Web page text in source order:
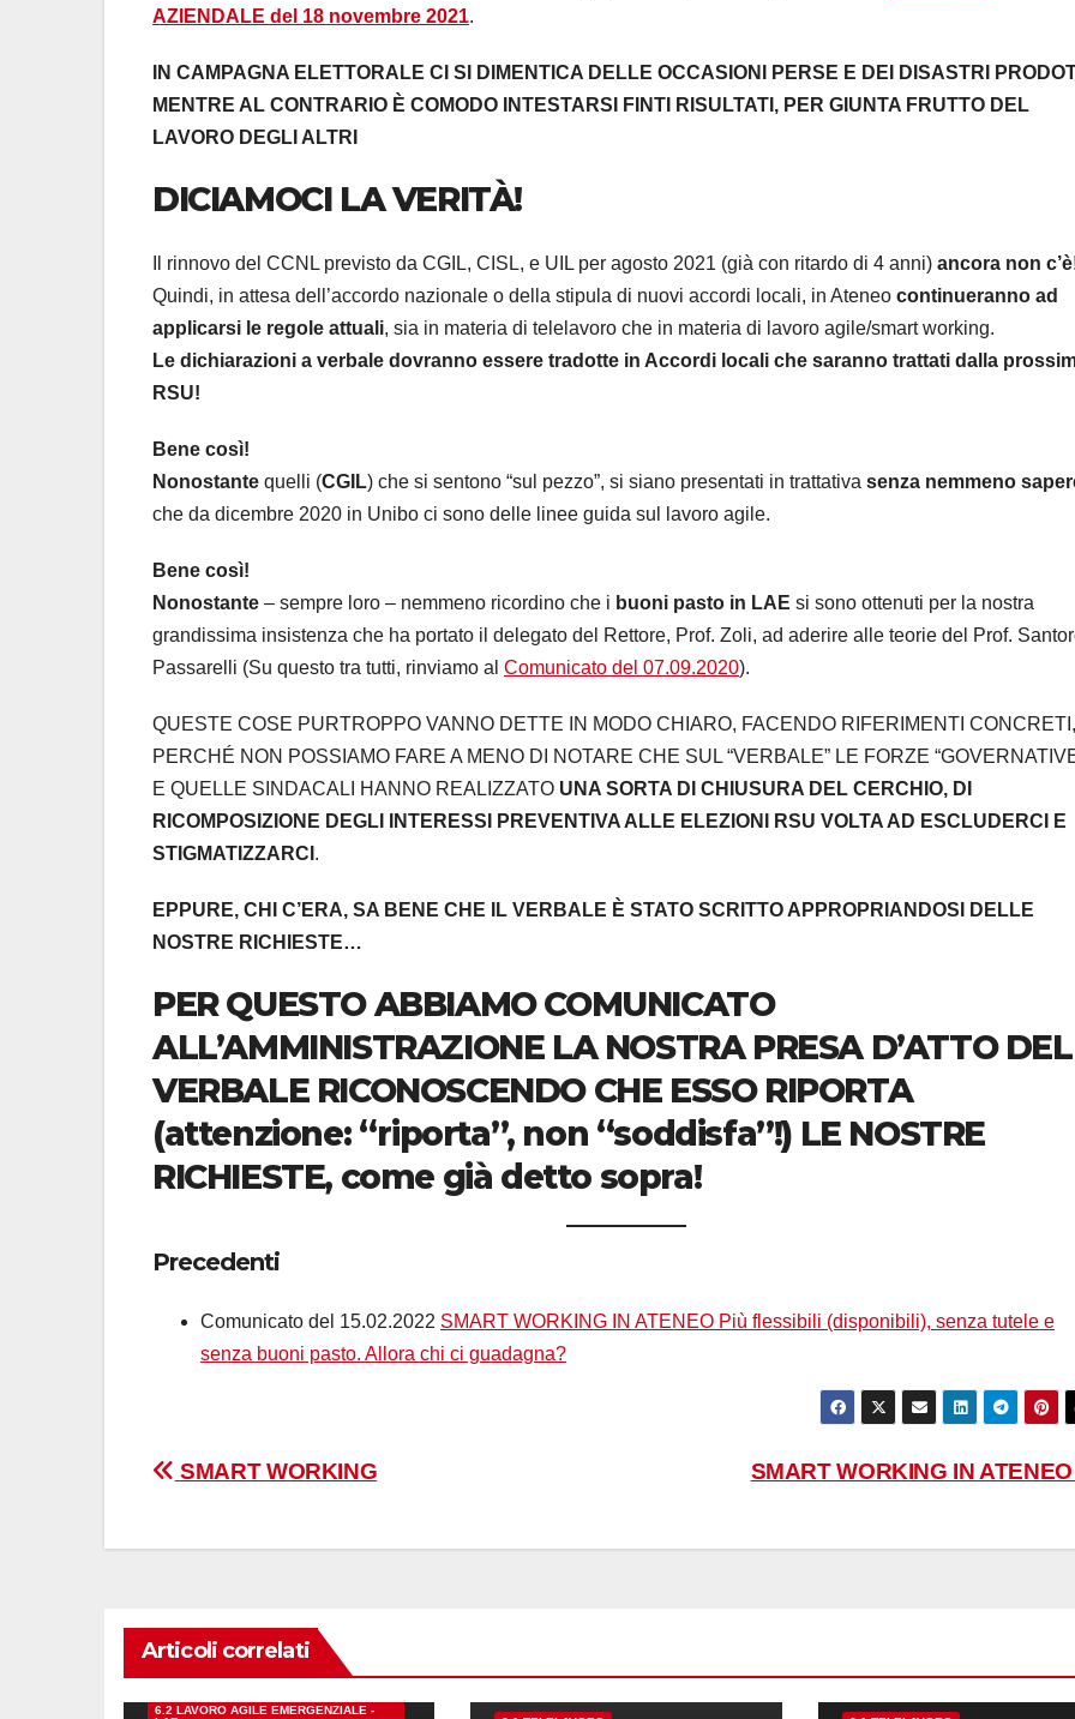
AZIENDALE del 18 novembre 2021.
IN CAMPAGNA ELETTORALE CI SI DIMENTICA DELLE OCCASIONI PERSE E DEI DISASTRI
MENTRE AL CONTRARIO È COMODO INTESTARSI FINTI RISULTATI, PER GIUNTA FRUTTO DEL
LAVORO DEGLI ALTRI
DICIAMOCI LA VERITÀ!
Il rinnovo del CCNL previsto da CGIL, CISL, e UIL per agosto 2021 (già con ritardo di 4 anni) ancora non
Quindi, in attesa dell’accordo nazionale o della stipula di nuovi accordi locali, in Ateneo continueranno ad
applicarsi le regole attuali, sia in materia di telelavoro che in materia di lavoro agile/smart working.
Le dichiarazioni a verbale dovranno essere tradotte in Accordi locali che saranno trattati dalla
RSU!
Bene così!
Nonostante quelli (CGIL) che si sentono “sul pezzo”, si siano presentati in trattativa senza nemmeno
che da dicembre 2020 in Unibo ci sono delle linee guida sul lavoro agile.
Bene così!
Nonostante – sempre loro – nemmeno ricordino che i buoni pasto in LAE si sono ottenuti per la nostra
grandissima insistenza che ha portato il delegato del Rettore, Prof. Zoli, ad aderire alle teorie del Prof.
Passarelli (Su questo tra tutti, rinviamo al Comunicato del 07.09.2020).
QUESTE COSE PURTROPPO VANNO DETTE IN MODO CHIARO, FACENDO RIFERIMENTI CONCRETI,
PERCHÉ NON POSSIAMO FARE A MENO DI NOTARE CHE SUL “VERBALE” LE FORZE
E QUELLE SINDACALI HANNO REALIZZATO UNA SORTA DI CHIUSURA DEL CERCHIO, DI
RICOMPOSIZIONE DEGLI INTERESSI PREVENTIVA ALLE ELEZIONI RSU VOLTA AD ESCLUDERCI E
STIGMATIZZARCI .
EPPURE, CHI C’ERA, SA BENE CHE IL VERBALE È STATO SCRITTO APPROPRIANDOSI DELLE
NOSTRE RICHIESTE…
PER QUESTO ABBIAMO COMUNICATO
ALL’AMMINISTRAZIONE LA NOSTRA PRESA D’ATTO DEL
VERBALE RICONOSCENDO CHE ESSO RIPORTA
(attenzione: “riporta”, non “soddisfa”!) LE NOSTRE
RICHIESTE, come già detto sopra!
Precedenti
Comunicato del 15.02.2022 SMART WORKING IN ATENEO Più flessibili (disponibili), senza tutele e
senza buoni pasto. Allora chi ci guadagna?
Navigazione
SMART WORKING IN
SMART WORKING
Articoli correlati
11-CONCILIAZIONE VITA-LAVORO
6.2 LAVORO AGILE EMERGENZIALE -